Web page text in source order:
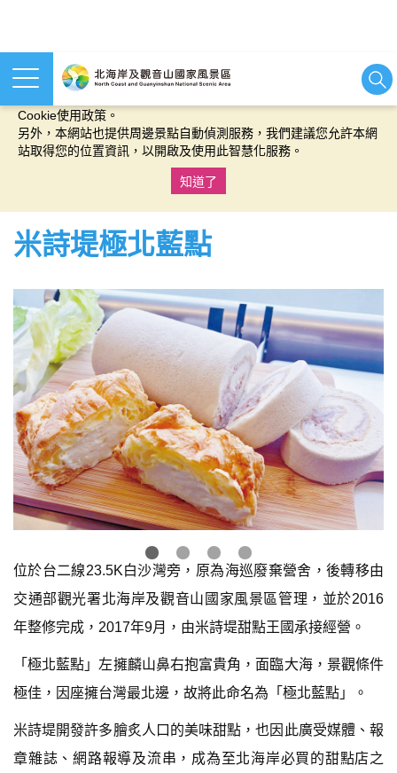
本網站使用cookies等相關技術以持續優化網站服務，並有助於為
Cookie使用政策。
另外，本網站也提供周邊景點自動偵測服務，我們建議您允許本網
站取得您的位置資訊，以開啟及使用此智慧化服務。
知道了
米詩堤極北藍點
位於台二線23.5K白沙灣旁，原為海巡廢棄營舍，後轉移由
交通部觀光署北海岸及觀音山國家風景區管理，並於2016
年整修完成，2017年9月，由米詩堤甜點王國承接經營。
「極北藍點」左擁麟山鼻右抱富貴角，面臨大海，景觀條件
極佳，因座擁台灣最北邊，故將此命名為「極北藍點」。
米詩堤開發許多膾炙人口的美味甜點，也因此廣受媒體、報
章雜誌、網路報導及流串，成為至北海岸必買的甜點店之